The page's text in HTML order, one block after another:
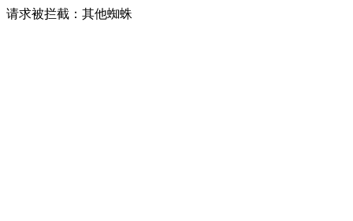
请求被拦截：其他蜘蛛